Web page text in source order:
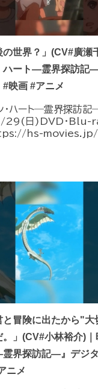
の世界？」(CV#廣瀬
ハート―霊界探訪記
映画 #アニメ
・ハート―霊界探訪記
29(日)DVD・Blu-
hs-
と冒険に出たから"
。」(CV#小林裕介)
界探訪記―』デジ
ニメ